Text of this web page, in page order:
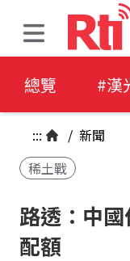
總覽 #漢
::: / 新聞
稀土戰
路透：中
配額